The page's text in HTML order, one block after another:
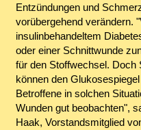
Entzündungen und
vorübergehend verändern.
insulinbehandeltem
oder einer Schnittwunde
für den Stoffwechsel. Doch
können den
Betroffene in solchen
Wunden gut beobachten",
Haak, Vorstandsmitglied